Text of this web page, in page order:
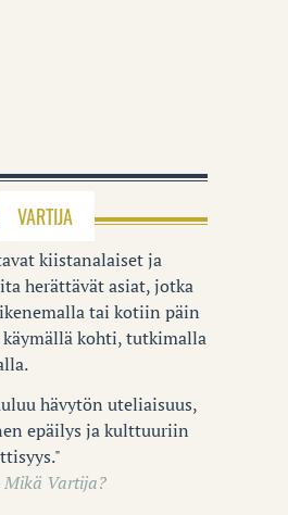
VARTIJA
kiistanalaiset ja
herättävät asiat, jotka
tai kotiin päin
käymällä kohti, tutkimalla
hävytön uteliaisuus,
epäilys ja kulttuuriin
Mikä Vartija?